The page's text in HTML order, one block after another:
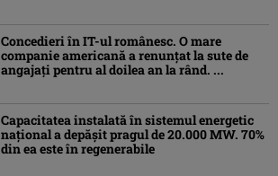
Concedieri în IT-ul românesc. O mare
companie americană a renunțat la sute de
angajați pentru al doilea an la rând. ...
Capacitatea instalată în sistemul energetic
național a depășit pragul de 20.000 MW. 70%
din ea este în regenerabile